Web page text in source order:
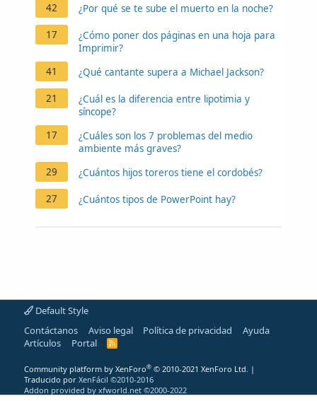
42
¿Por qué se te sube el muerto en la noche?
17
¿Cómo poner dos páginas en una hoja para
Imprimir?
41
¿Qué cantante supera a Michael Jackson?
21
¿Cuál es la diferencia entre lipotimia y
síncope?
17
¿Cuáles son los 7 problemas del medio
ambiente más graves?
29
¿Cuántos hijos toreros tiene el cordobés?
27 ¿Cuántos tipos de PowerPoint hay?
Default Style
Contáctanos
Aviso legal Política de privacidad
Ayuda
Artículos
Portal
R
Community platform by XenForo® © 2010-2021 XenForo Ltd. |
Traducido por XenFácil ©2010-2016
Addon provided by xfworld.net ©2000-2022